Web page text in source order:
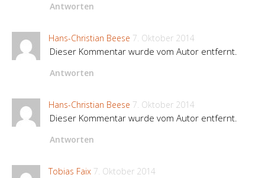
Antworten
Hans-Christian Beese 7. Oktober 2014
Dieser Kommentar wurde vom Autor entfernt.
Antworten
Hans-Christian Beese 7. Oktober 2014
Dieser Kommentar wurde vom Autor entfernt.
Antworten
Tobias Faix 7. Oktober 2014